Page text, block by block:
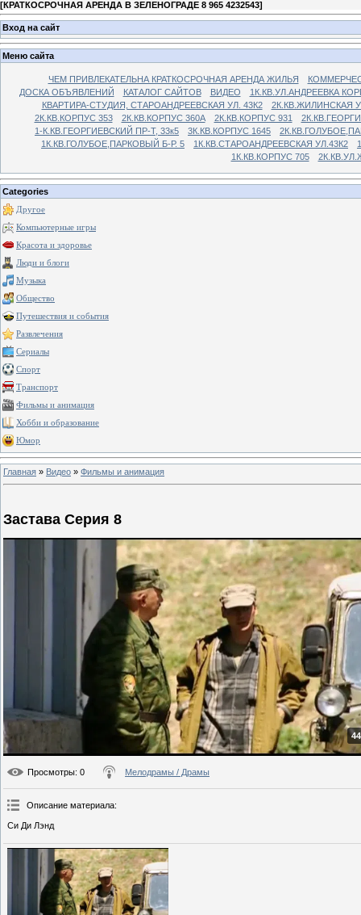
[КРАТКОСРОЧНАЯ АРЕНДА В ЗЕЛЕНОГРАДЕ 8 965 4232543]
Вход на сайт
Меню сайта
ЧЕМ ПРИВЛЕКАТЕЛЬНА КРАТКОСРОЧНАЯ АРЕНДА ЖИЛЬЯ
ДОСКА ОБЪЯВЛЕНИЙ
КАТАЛОГ САЙТОВ ВИДЕО
1К.КВ.УЛ.АНДРЕЕВКА
КВАРТИРА-СТУДИЯ, СТАРОАНДРЕЕВСКАЯ УЛ. 43К2
2К.КВ.ЖИЛИНСКАЯ
2К.КВ.КОРПУС 353
2К.КВ.КОРПУС 360А 2К.КВ.КОРПУС 931
1-К.КВ.ГЕОРГИЕВСКИЙ ПР-Т, 33к5
3К.КВ.КОРПУС 1645
1К.КВ.ГОЛУБОЕ,ПАРКОВЫЙ Б-Р. 5
1К.КВ.СТАРОАНДРЕЕВСКАЯ УЛ.43К2
1К.КВ.КОРПУС 705
Categories
Другое
Компьютерные игры
Красота и здоровье
Люди и блоги
Музыка
Общество
Путешествия и события
Развлечения
Сериалы
Спорт
Транспорт
Фильмы и анимация
Хобби и образование
Юмор
Главная » Видео » Фильмы и анимация
Застава Серия 8
Просмотры: 0 Мелодрамы / Драмы
Описание материала:
Си Ди Лэнд